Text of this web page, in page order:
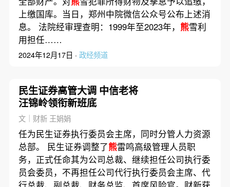
上缴国库。当日，郑州中院微信公众号公布上述消
息。 法院经审理查明：1999年至2023年， 熊雪利
用担任……
2024年12月17日 · 政经频道
民生证券高管大调 中信老将
汪锦岭领衔新班底
文｜财新 王娟娟
任为民生证券执行委员会主席，同时分管人力资源
总部。 民生证券调整了熊雷鸣高级管理人员职
务，正式任命其为公司总裁、继续担任公司执行委
员会委员，不再担任公司代行执行委员会主席、代